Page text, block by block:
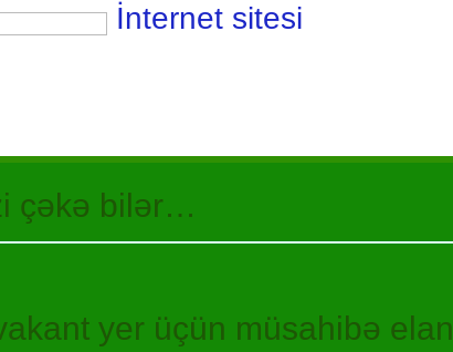
İnternet sitesi
çəkə bilər…
yer üçün müsahibə